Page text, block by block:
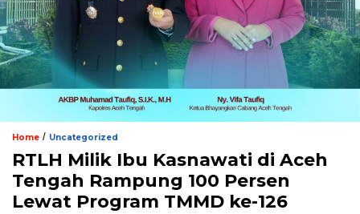
Home / Uncategorized
RTLH Milik Ibu Kasnawati di Aceh
Tengah Rampung 100 Persen
Lewat Program TMMD ke-126